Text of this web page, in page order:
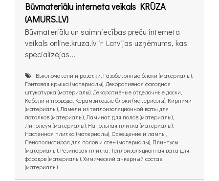
Būvmateriālu interneta veikals KRŪZA
(AMURS.LV)
Būvmateriālu un saimniecības preču interneta
veikals online.kruza.lv ir Latvijas uzņēmums, kas
specializējas...
Выключатели и розетки, Газобетонные блоки (материалы),
Гонтовая крыша (материалы), Декоративная фасадная
штукатурка (материалы), Декоративные отделочные доски,
Кабели и провода, Керамзитовые блоки (материалы), Кирпичи
(материалы), Ламели из теплоизоляционной ваты для
потолков (материалы), Ламинат для полов (материалы),
Линолеум (материалы), Напольная плитка (материалы),
Настенная плитка (материалы), Освещение и лампы,
Пенополистирол для полов и стен (материалы), Плинтусы
(материалы), Резиновая плитка, Теплоизоляционная вата для
фасадов (материалы), Химический анкерный состав
(материалы)